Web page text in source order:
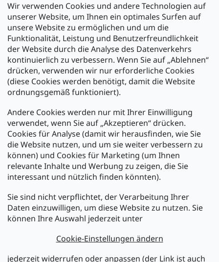
Wir verwenden Cookies und andere Technologien auf
unserer Website, um Ihnen ein optimales Surfen auf
unsere Website zu ermöglichen und um die
Funktionalität, Leistung und Benutzerfreundlichkeit
der Website durch die Analyse des Datenverkehrs
kontinuierlich zu verbessern. Wenn Sie auf „Ablehnen“
drücken, verwenden wir nur erforderliche Cookies
(diese Cookies werden benötigt, damit die Website
ordnungsgemäß funktioniert).
Andere Cookies werden nur mit Ihrer Einwilligung
verwendet, wenn Sie auf „Akzeptieren“ drücken.
Cookies für Analyse (damit wir herausfinden, wie Sie
die Website nutzen, und um sie weiter verbessern zu
können) und Cookies für Marketing (um Ihnen
relevante Inhalte und Werbung zu zeigen, die Sie
interessant und nützlich finden könnten).
Sie sind nicht verpflichtet, der Verarbeitung Ihrer
Daten einzuwilligen, um diese Website zu nutzen. Sie
können Ihre Auswahl jederzeit unter
Cookie-Einstellungen ändern
jederzeit widerrufen oder anpassen (der Link ist auch
Filiale Ulm
Zahlung und Versand
Versand mit:
Zahlarten:
Newsletter abonnieren
Legen Sie Ihre E-Mail ein und wir werden Ihnen Informationen
über neue Produkte in unserem E-Shop zusenden.
E-Mail